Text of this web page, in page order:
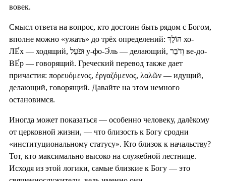
вовек.
Смысл ответа на вопрос, кто достоин быть рядом с Богом,
вполне можно «ужать» до трёх определений: הוֹלֵךְ хо-
ЛЕ́х — ходящий, וּפֹעֵל у-фо-Э́ль — делающий, וְדֹבֵר ве-до-
ВЕ́р — говорящий. Греческий перевод также дает
причастия: πορευόμενος, ἐργαζόμενος, λαλῶν — идущий,
делающий, говорящий. Давайте на этом немного
остановимся.
Иногда может показаться — особенно человеку, далёкому
от церковной жизни, — что близость к Богу сродни
«институциональному статусу». Кто близок к начальству?
Тот, кто максимально высоко на служебной лестнице.
Исходя из этой логики, самые близкие к Богу — это